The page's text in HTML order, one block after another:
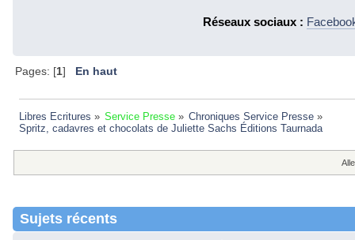
Réseaux sociaux :
Pages: [1] En haut
Libres Ecritures » Service Presse» Chroniques Service Presse »
Spritz, cadavres et chocolats de Juliette Sachs Éditions Taurnada
Sujets récents